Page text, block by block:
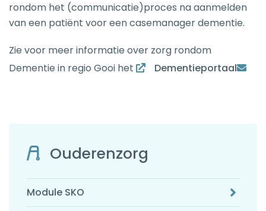
rondom het (communicatie)proces na aanmelden
van een patiënt voor een casemanager dementie.
Zie voor meer informatie over zorg rondom
Dementie in regio Gooi het
Dementieportaal
Ouderenzorg
Module SKO